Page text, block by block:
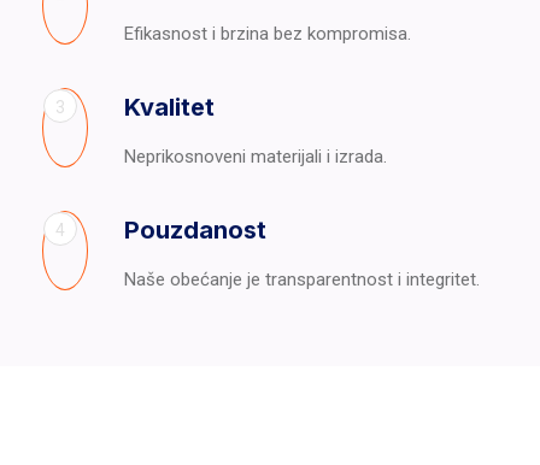
Efikasnost i brzina bez kompromisa.
3 Kvalitet
Neprikosnoveni materijali i izrada.
4 Pouzdanost
Naše obećanje je transparentnost i integritet.